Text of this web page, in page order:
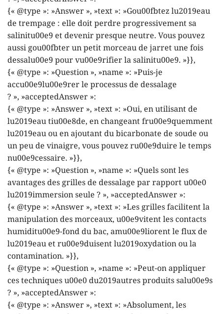
{« @type »: »Answer », »text »: »Gou00fbtez lu2019eau
de trempage : elle doit perdre progressivement sa
salinitu00e9 et devenir presque neutre. Vous pouvez
aussi gou00fbter un petit morceau de jarret une fois
dessalu00e9 pour vu00e9rifier la salinitu00e9. »}},
{« @type »: »Question », »name »: »Puis-je
accu00e9lu00e9rer le processus de dessalage
? », »acceptedAnswer »:
{« @type »: »Answer », »text »: »Oui, en utilisant de
lu2019eau tiu00e8de, en changeant fru00e9quemment
lu2019eau ou en ajoutant du bicarbonate de soude ou
un peu de vinaigre, vous pouvez ru00e9duire le temps
nu00e9cessaire. »}},
{« @type »: »Question », »name »: »Quels sont les
avantages des grilles de dessalage par rapport u00e0
lu2019immersion seule ? », »acceptedAnswer »:
{« @type »: »Answer », »text »: »Les grilles facilitent la
manipulation des morceaux, u00e9vitent les contacts
humiditu00e9-fond du bac, amu00e9liorent le flux de
lu2019eau et ru00e9duisent lu2019oxydation ou la
contamination. »}},
{« @type »: »Question », »name »: »Peut-on appliquer
ces techniques u00e0 du2019autres produits salu00e9s
? », »acceptedAnswer »:
{« @type »: »Answer », »text »: »Absolument, les